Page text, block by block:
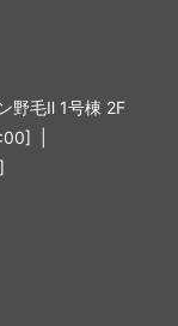
野毛Ⅱ 1号棟 2F
|